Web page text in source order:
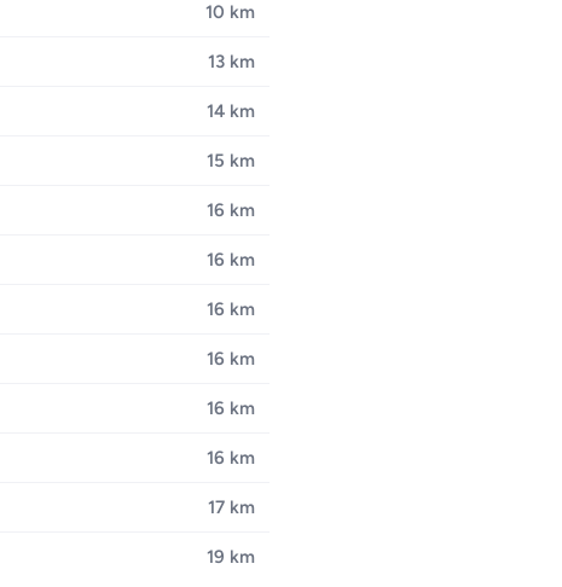
10 km
13 km
14 km
15 km
16 km
16 km
16 km
16 km
16 km
16 km
17 km
19 km